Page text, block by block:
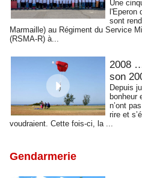
Une
l'Eperon
sont
Marmaille) au Régiment du Service
(RSMA-R) à...
2008
son
Depuis
bonheur
n’ont
rire et
voudraient. Cette fois-ci, la ...
Gendarmerie